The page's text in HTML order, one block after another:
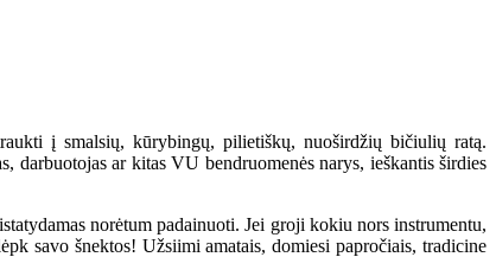
į smalsių, kūrybingų, pilietiškų, nuoširdžių bičiulių ratą.
darbuotojas ar kitas VU bendruomenės narys, ieškantis širdies
norėtum padainuoti. Jei groji kokiu nors instrumentu,
savo šnektos! Užsiimi amatais, domiesi papročiais, tradicine